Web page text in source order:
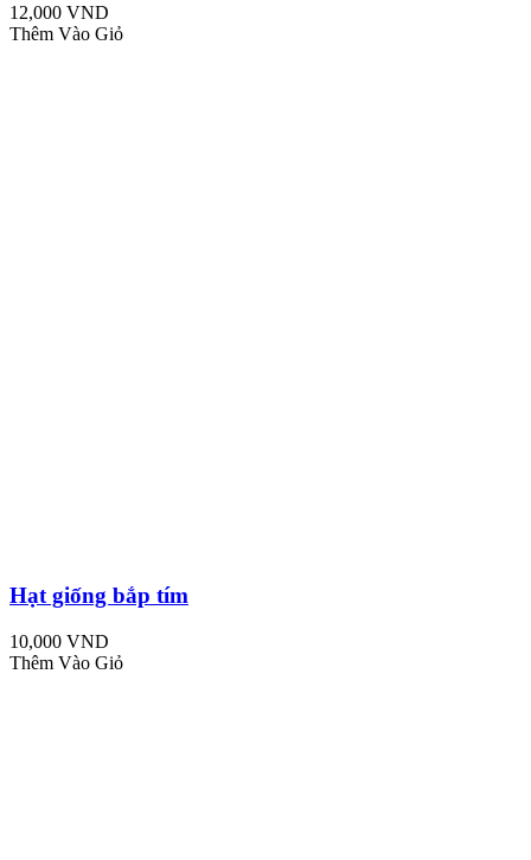
12,000 VND
Thêm Vào Giỏ
Hạt giống bắp tím
10,000 VND
Thêm Vào Giỏ